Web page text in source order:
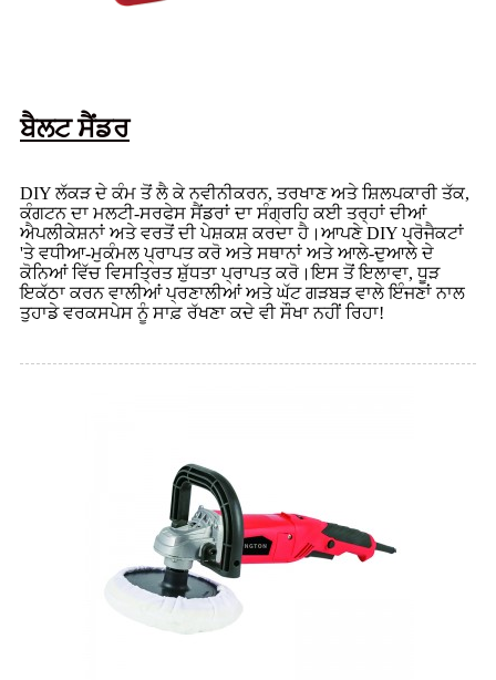
ਬੈਲਟ ਸੈਂਡਰ
DIY ਲੱਕੜ ਦੇ ਕੰਮ ਤੋਂ ਲੈ ਕੇ ਨਵੀਨੀਕਰਨ, ਤਰਖਾਣ ਅਤੇ ਸ਼ਿਲਪਕਾਰੀ ਤੱਕ,
ਕੰਗਟਨ ਦਾ ਮਲਟੀ-ਸਰਫੇਸ ਸੈਂਡਰਾਂ ਦਾ ਸੰਗ੍ਰਹਿ ਕਈ ਤਰ੍ਹਾਂ ਦੀਆਂ
ਐਪਲੀਕੇਸ਼ਨਾਂ ਅਤੇ ਵਰਤੋਂ ਦੀ ਪੇਸ਼ਕਸ਼ ਕਰਦਾ ਹੈ।ਆਪਣੇ DIY ਪ੍ਰੋਜੈਕਟਾਂ
'ਤੇ ਵਧੀਆ-ਮੁਕੰਮਲ ਪ੍ਰਾਪਤ ਕਰੋ ਅਤੇ ਸਥਾਨਾਂ ਅਤੇ ਆਲੇ-ਦੁਆਲੇ ਦੇ
ਕੋਨਿਆਂ ਵਿੱਚ ਵਿਸਤ੍ਰਿਤ ਸ਼ੁੱਧਤਾ ਪ੍ਰਾਪਤ ਕਰੋ।ਇਸ ਤੋਂ ਇਲਾਵਾ, ਧੂੜ
ਇਕੱਠਾ ਕਰਨ ਵਾਲੀਆਂ ਪ੍ਰਣਾਲੀਆਂ ਅਤੇ ਘੱਟ ਗੜਬੜ ਵਾਲੇ ਇੰਜਣਾਂ ਨਾਲ
ਤੁਹਾਡੇ ਵਰਕਸਪੇਸ ਨੂੰ ਸਾਫ਼ ਰੱਖਣਾ ਕਦੇ ਵੀ ਸੌਖਾ ਨਹੀਂ ਰਿਹਾ!